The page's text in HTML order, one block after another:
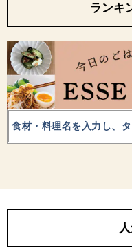
ランキ